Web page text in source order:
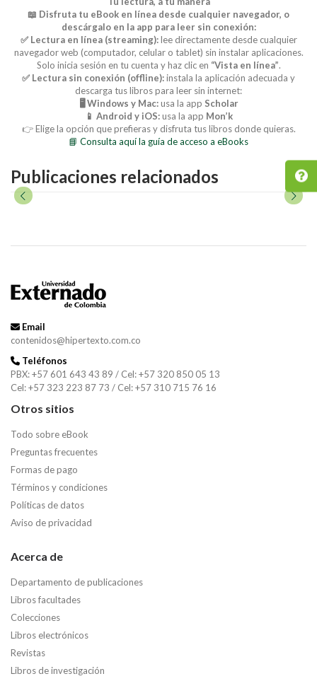
📖 Disfruta tu eBook en línea desde cualquier navegador, o
descárgalo en la app para leer sin conexión:
✅ Lectura en línea (streaming):lee directamente desde cualquier
navegador web (computador, celular o tablet) sin instalar aplicaciones.
Solo inicia sesión en tu cuenta y haz clic en “Vista en línea”.
✅ Lectura sin conexión (offline):instala la aplicación adecuada y
descarga tus libros para leer sin internet:
🖥️ Windows y Mac:usa la app Scholar
📱 Android y iOS:usa la app Mon’k
👉 Elige la opción que prefieras y disfruta tus libros donde quieras.
📘 Consulta aquí la guía de acceso a eBooks
Publicaciones relacionados
Email
contenidos@hipertexto.com.co
Teléfonos
PBX: +57 601 643 43 89 / Cel: +57 320 850 05 13
Cel: +57 323 223 87 73 / Cel: +57 310 715 76 16
Otros sitios
Todo sobre eBook
Preguntas frecuentes
Formas de pago
Términos y condiciones
Políticas de datos
Aviso de privacidad
Acerca de
Departamento de publicaciones
Libros facultades
Colecciones
Libros electrónicos
Revistas
Libros de investigación